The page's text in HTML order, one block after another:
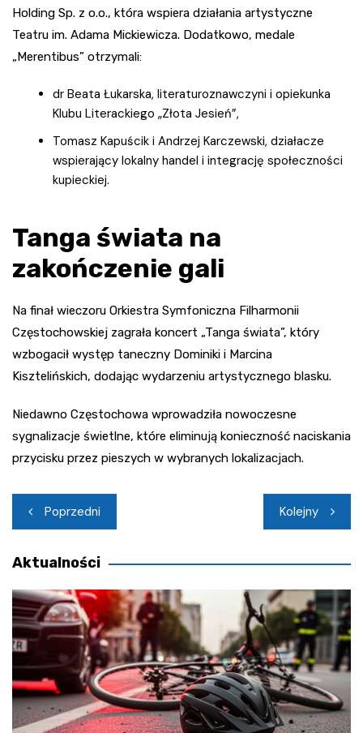
Holding Sp. z o.o., która wspiera działania artystyczne
Teatru im. Adama Mickiewicza. Dodatkowo, medale
„Merentibus” otrzymali:
dr Beata Łukarska, literaturoznawczyni i opiekunka
Klubu Literackiego „Złota Jesień”,
Tomasz Kapuścik i Andrzej Karczewski, działacze
wspierający lokalny handel i integrację społeczności
kupieckiej.
Tanga świata na
zakończenie gali
Na finał wieczoru Orkiestra Symfoniczna Filharmonii
Częstochowskiej zagrała koncert „Tanga świata”, który
wzbogacił występ taneczny Dominiki i Marcina
Kisztelińskich, dodając wydarzeniu artystycznego blasku.
Niedawno Częstochowa wprowadziła nowoczesne
sygnalizacje świetlne, które eliminują konieczność naciskania
przycisku przez pieszych w wybranych lokalizacjach.
Nawigacja
wpisu
Poprzedni Kolejny
Aktualności